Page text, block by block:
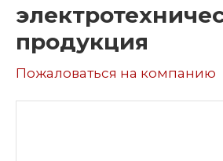
продукция
Пожаловаться на компанию